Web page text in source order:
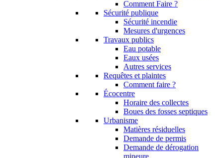
Comment Faire ?
Sécurité publique
Sécurité incendie
Mesures d'urgences
Travaux publics
Eau potable
Eaux usées
Autres services
Requêtes et plaintes
Comment faire ?
Écocentre
Horaire des collectes
Boues des fosses septiques
Urbanisme
Matières résiduelles
Demande de permis
Demande de dérogation